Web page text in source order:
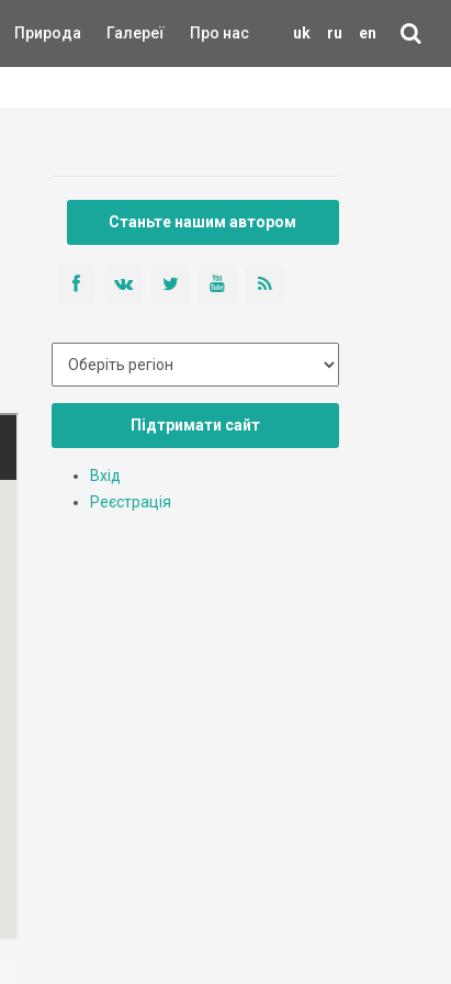
uk ru en
Природа Галереї Про нас
Станьте нашим автором
Підтримати сайт
Вхід
Реєстрація